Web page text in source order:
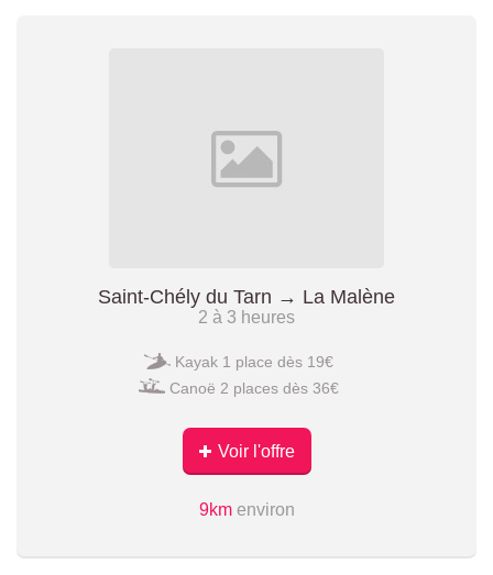
Saint-Chély du Tarn → La Malène
2 à 3 heures
Kayak 1 place dès 19€
Canoë 2 places dès 36€
Voir l'offre
9kmenviron